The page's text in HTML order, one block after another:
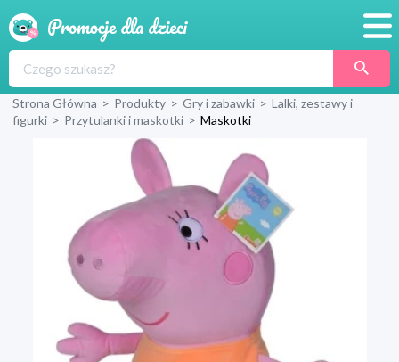
Produkty
Blog
Wyprawka
Strona Główna > Produkty > Gry i zabawki > Lalki, zestawy i
figurki > Przytulanki i maskotki > Maskotki